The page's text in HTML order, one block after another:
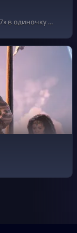
Сражайся в формате «7 на 7» в одиночку или с друзьями, исследуй и улучшай бронированную технику, применяй разные тактики и, конечно, побеждай. Выбирай танк — и в битву!